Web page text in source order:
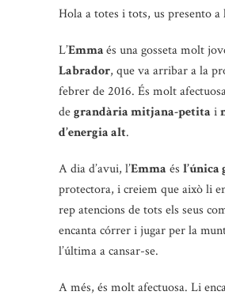
Hola a totes i tots, us presento a
L’Emmaés una gosseta molt
Labrador, que va arribar a la
febrer de 2016. És molt
degrandària mitjana-petita i
d’energia alt.
A dia d’avui, l’Emma és l’única
protectora, i creiem que això li
rep atencions de tots els seus
encanta córrer i jugar per la
l’última a cansar-se.
A més, és molt afectuosa. Li